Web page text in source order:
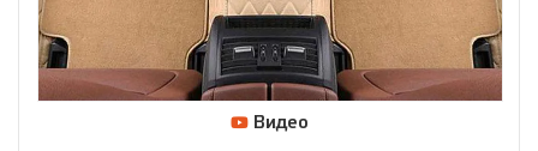
Видео